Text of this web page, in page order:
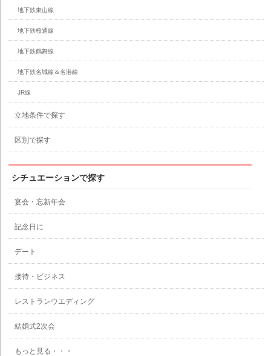
地下鉄東山線
地下鉄桜通線
地下鉄鶴舞線
地下鉄名城線＆名港線
JR線
立地条件で探す
区別で探す
シチュエーションで探す
宴会・忘新年会
記念日に
デート
接待・ビジネス
レストランウエディング
結婚式2次会
もっと見る・・・